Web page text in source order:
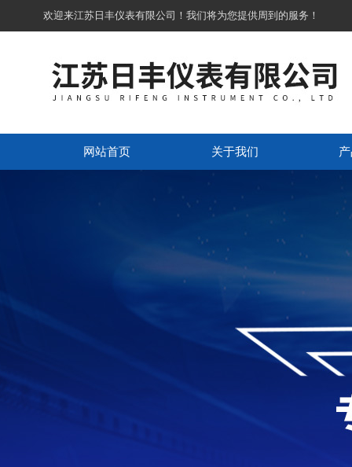
欢迎来江苏日丰仪表有限公司！我们将为您提供周到的服务！
网站首页 关于我们